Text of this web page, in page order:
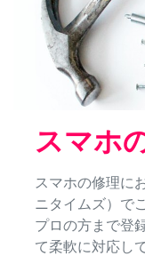
スマホ
スマホの修理に
ニタイムズ）で
プロの方まで登
て柔軟に対応し